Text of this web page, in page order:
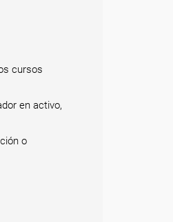
cursos
en activo,
o